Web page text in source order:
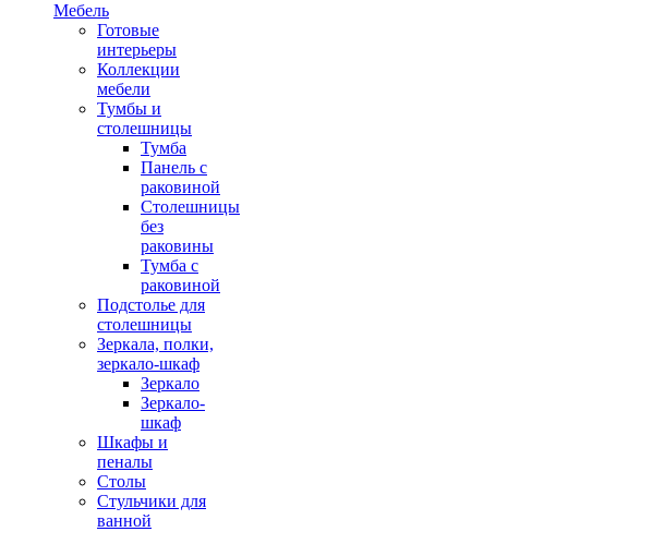
Мебель
Готовые
интерьеры
Коллекции
мебели
Тумбы и
столешницы
Тумба
Панель с
раковиной
Столешницы
без
раковины
Тумба с
раковиной
Подстолье для
столешницы
Зеркала, полки,
зеркало-шкаф
Зеркало
Зеркало-
шкаф
Шкафы и
пеналы
Столы
Стульчики для
ванной